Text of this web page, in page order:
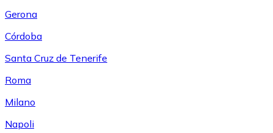
Gerona
Córdoba
Santa Cruz de Tenerife
Roma
Milano
Napoli